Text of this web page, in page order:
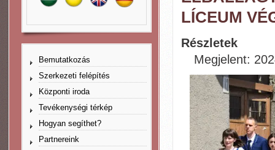
Bemutatkozás
Szerkezeti felépítés
Központi iroda
Tevékenységi térkép
Hogyan segíthet?
Partnereink
LÍCEUM
Részletek
Megjelent: